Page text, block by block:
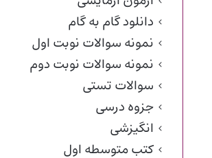
دانلود گام به گام
نمونه سوالات نوبت اول
نمونه سوالات نوبت دوم
سوالات تستی
جزوه درسی
انگیزشی
کتب متوسطه اول